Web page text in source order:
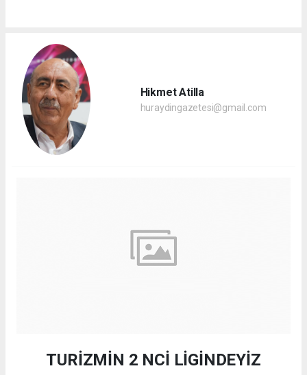
Hikmet Atilla
huraydingazetesi@gmail.com
TURİZMİN 2 NCİ LİGİNDEYİZ